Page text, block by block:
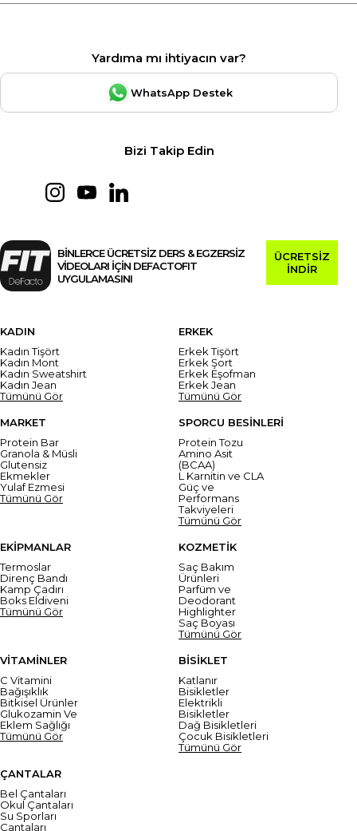
Yardıma mı ihtiyacın var?
WhatsApp Destek
Bizi Takip Edin
BİNLERCE ÜCRETSİZ DERS & EGZERSİZ
VİDEOLARI İÇİN DEFACTOFIT
UYGULAMASINI
ÜCRETSİZ
İNDİR
KADIN
Kadın Tişört
Kadın Mont
Kadın Sweatshirt
Kadın Jean
Tümünü Gör
ERKEK
Erkek Tişört
Erkek Şort
Erkek Eşofman
Erkek Jean
Tümünü Gör
MARKET
Protein Bar
Granola & Müsli
Glutensiz
Ekmekler
Yulaf Ezmesi
Tümünü Gör
SPORCU BESİNLERİ
Protein Tozu
Amino Asit
(BCAA)
L Karnitin ve CLA
Güç ve
Performans
Takviyeleri
Tümünü Gör
EKİPMANLAR
Termoslar
Direnç Bandı
Kamp Çadırı
Boks Eldiveni
Tümünü Gör
KOZMETİK
Saç Bakım
Ürünleri
Parfüm ve
Deodorant
Highlighter
Saç Boyası
Tümünü Gör
VİTAMİNLER
C Vitamini
Bağışıklık
Bitkisel Ürünler
Glukozamin Ve
Eklem Sağlığı
Tümünü Gör
BİSİKLET
Katlanır
Bisikletler
Elektrikli
Bisikletler
Dağ Bisikletleri
Çocuk Bisikletleri
Tümünü Gör
ÇANTALAR
Bel Çantaları
Okul Çantaları
Su Sporları
Çantaları